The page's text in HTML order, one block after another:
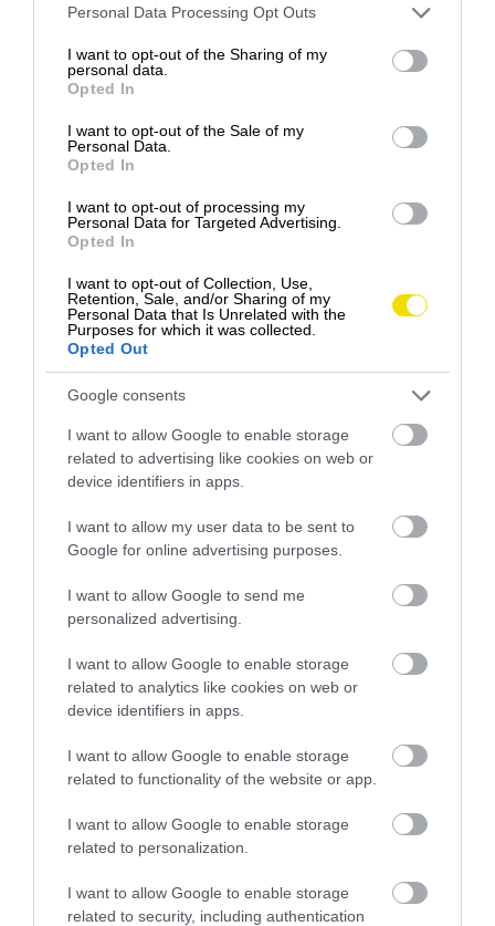
Please note that this website/app uses one or more Google
not limited to your visit or usage behaviour. You may click to
grant or deny consent to Google and its third-party tags to
use your data for below specified purposes in below Google
consent section.
Personal Data Processing Opt Outs
I want to opt-out of the Sharing of my
personal data.
Opted In
I want to opt-out of the Sale of my
Personal Data.
Opted In
I want to opt-out of processing my
Personal Data for Targeted Advertising.
Opted In
I want to opt-out of Collection, Use,
Retention, Sale, and/or Sharing of my
Personal Data that Is Unrelated with the
Purposes for which it was collected.
Opted Out
Google consents
I want to allow Google to enable storage
related to advertising like cookies on web or
device identifiers in apps.
I want to allow my user data to be sent to
Google for online advertising purposes.
I want to allow Google to send me
personalized advertising.
I want to allow Google to enable storage
related to analytics like cookies on web or
device identifiers in apps.
I want to allow Google to enable storage
related to functionality of the website or app.
I want to allow Google to enable storage
related to personalization.
I want to allow Google to enable storage
related to security, including authentication
podstate mojito bez mäty), ktorý je skutočnou
reštaurácie. Pláž Copacabana je jedna z
najznámejších pláží na svete. Láka návštevníkov
miesto, kde sa stretáva miestna kultúra, tanec a
oddych. Pozor na silné prúdy a vysoké vlny, často tu
zakázané.
Foto: Drive Magazine Slovensko
KATEDRÁLA SÃO SEBASTIÃO
Moderná architektonická štruktúra katedrály São
Sebastiána, je jednou z najvýznamnejších
sakrálnych pamiatok v Riu. Jej tvar a dizajn
pripomínajú mohutnú pyramídu a je zaujímavým
kontrastom k tradičnej architektúre mesta. Počas
blocos, sa môže stať, že sa dnu nedostanete.